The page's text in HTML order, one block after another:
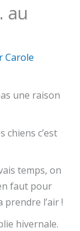
au
Carole
une raison
chiens c’est
temps, on
faut pour
l’air !
hivernale.